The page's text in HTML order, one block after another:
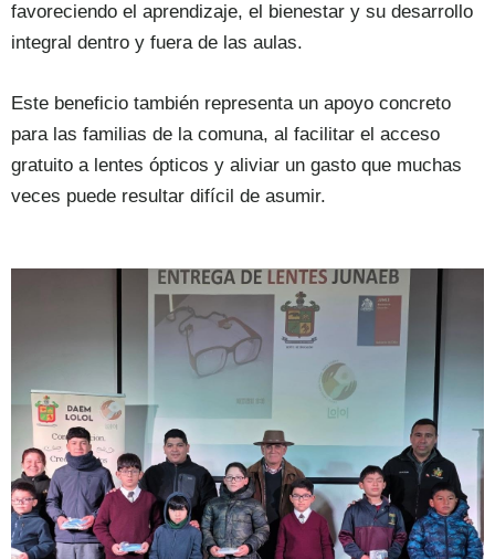
favoreciendo el aprendizaje, el bienestar y su desarrollo
integral dentro y fuera de las aulas.
Este beneficio también representa un apoyo concreto
para las familias de la comuna, al facilitar el acceso
gratuito a lentes ópticos y aliviar un gasto que muchas
veces puede resultar difícil de asumir.